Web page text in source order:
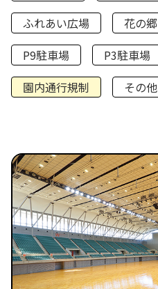
ふれあい広場
花の郷
P9駐車場
P3駐車場
園内通行規制
その他